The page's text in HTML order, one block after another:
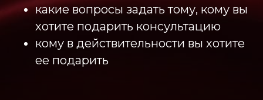
какие вопросы задать тому, кому вы
хотите подарить консультацию
кому в действительности вы хотите
ее подарить